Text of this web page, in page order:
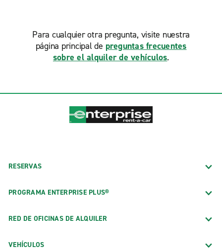
Para cualquier otra pregunta, visite nuestra
página principal de preguntas frecuentes
sobre el alquiler de vehículos.
RESERVAS
PROGRAMA ENTERPRISE PLUS®
RED DE OFICINAS DE ALQUILER
VEHÍCULOS